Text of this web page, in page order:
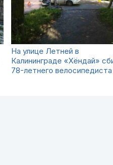
На улице Летней в
Калининграде «Хёндай»
78-летнего велосипедиста